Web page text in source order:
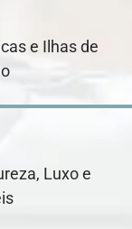
e Ilhas de
Luxo e